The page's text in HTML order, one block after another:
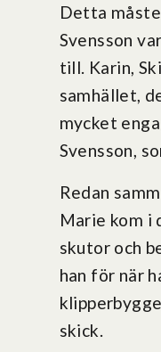
Detta
Svensson
till. Karin,
samhället,
mycket
Svensson,
Redan
Marie kom i
skutor och
han för när
skick.